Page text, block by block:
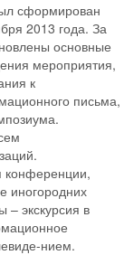
сформирован
2013 года. За
основные
мероприятия,
к
письма,
конференции,
иногородних
– экскурсия в
нием.